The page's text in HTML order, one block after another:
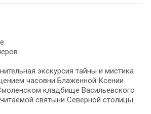
экскурсия тайны и мистика
часовни Блаженной Ксении
кладбище Васильевского
святыни Северной столицы.